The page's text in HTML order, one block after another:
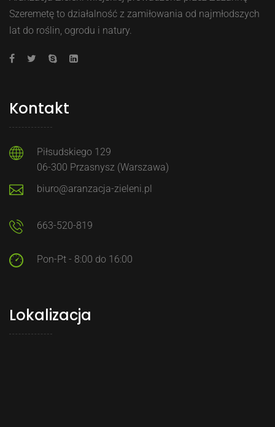
Szeremetę to działalność z zamiłowania od najmłodszych
lat do roślin, ogrodu i natury.
Kontakt
Piłsudskiego 129
06-300 Przasnysz (Warszawa)
biuro@aranzacja-zieleni.pl
663-520-819
Pon-Pt - 8:00 do 16:00
Lokalizacja